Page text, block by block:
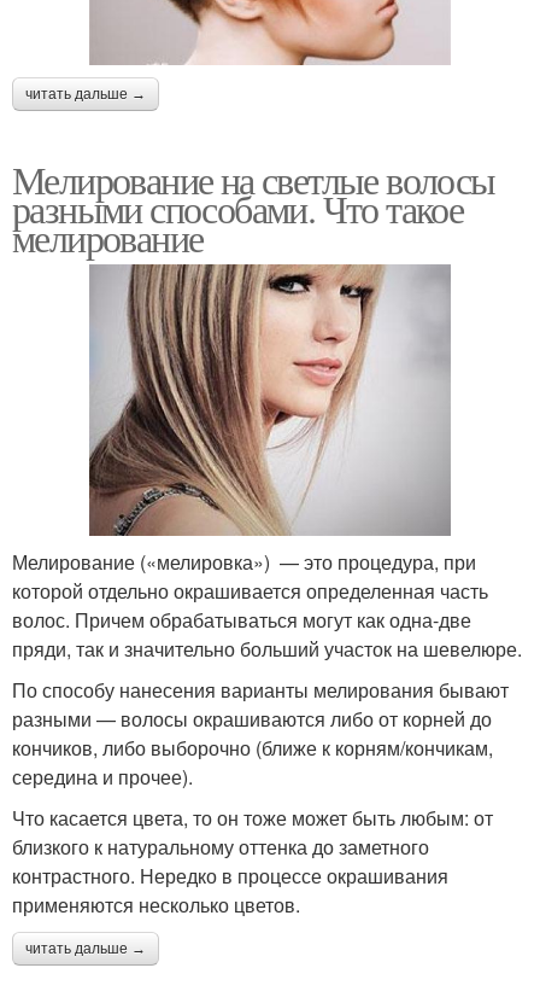
читать дальше →
Мелирование на светлые волосы
разными способами. Что такое
мелирование
Мелирование («мелировка») — это процедура, при
которой отдельно окрашивается определенная часть
волос. Причем обрабатываться могут как одна-две
пряди, так и значительно больший участок на шевелюре.
По способу нанесения варианты мелирования бывают
разными — волосы окрашиваются либо от корней до
кончиков, либо выборочно (ближе к корням/кончикам,
середина и прочее).
Что касается цвета, то он тоже может быть любым: от
близкого к натуральному оттенка до заметного
контрастного. Нередко в процессе окрашивания
применяются несколько цветов.
читать дальше →